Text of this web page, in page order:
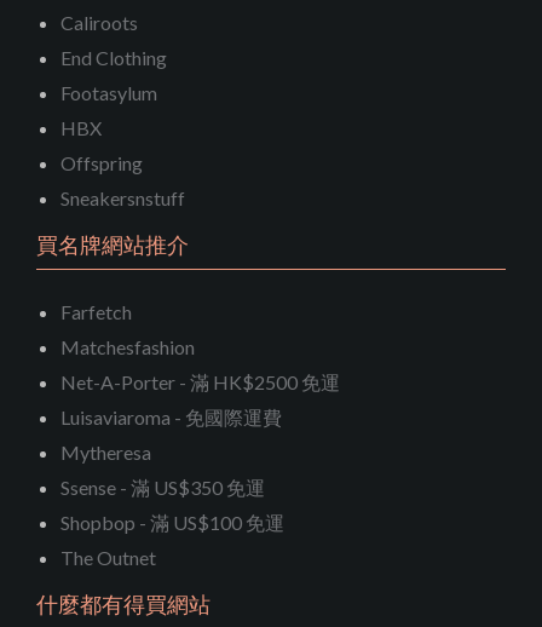
Caliroots
End Clothing
Footasylum
HBX
Offspring
Sneakersnstuff
買名牌網站推介
Farfetch
Matchesfashion
Net-A-Porter - 滿 HK$2500 免運
Luisaviaroma - 免國際運費
Mytheresa
Ssense - 滿 US$350 免運
Shopbop - 滿 US$100 免運
The Outnet
什麼都有得買網站